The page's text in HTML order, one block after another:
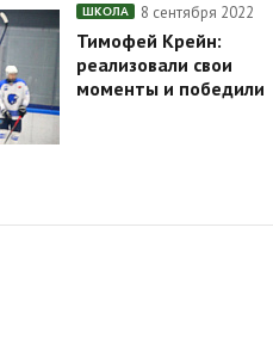
ШКОЛА 8 сентября 2022
Тимофей Крейн:
реализовали свои
моменты и победили